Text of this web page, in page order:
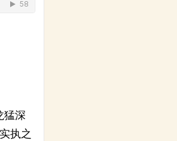
猛深
执之